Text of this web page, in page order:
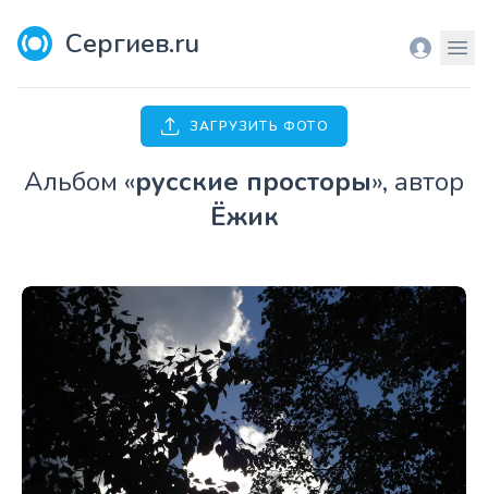
Сергиев.ru Вход
ЗАГРУЗИТЬ ФОТО
Aльбом «русские просторы», автор
Ёжик